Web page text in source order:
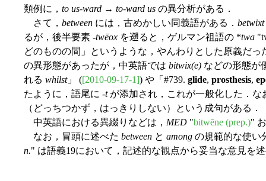
類例に， to us-ward → to-ward us の異分析がある．
さて， between には，古めかしい同義語がある． betwixt
るが，後半要素 -twēox を遡ると，ゲルマン祖語の *twa
どのものの間」というような，やんわりとした原義だ
の異形態があったが，中英語では bitwix(e) などの形態が
れる whilst」 ([2010-09-17-1]) や「#739. glide, prosthesis,
たように，語尾に -tが添加され，これが一般化した．な
（どっちつかず，はっきりしない）という成句がある．
中英語における異綴りなどは， MED "bitwēne (prep.)"
なお，冒頭に述べた between と among の規範的な使い
n." は語義19において，記述的な観点から妥当な意見を